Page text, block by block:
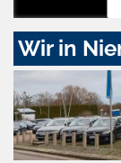
Wir in